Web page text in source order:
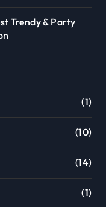
Trendy & Party
(1)
(10)
(14)
(1)